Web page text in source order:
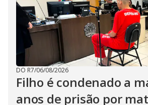
DO R7/06/08/2026
Filho é condenado a
anos de prisão por